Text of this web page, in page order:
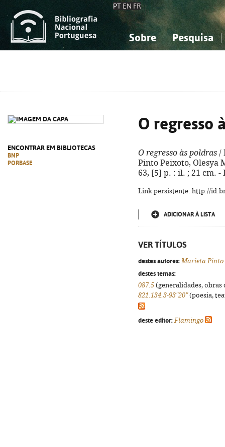
PT EN FR
Sobre Pesquisa
ENCONTRAR EM BIBLIOTECAS
BNP
PORBASE
O regresso
O regresso às poldras /
Pinto Peixoto, Olesya
63, [5] p. : il. ; 21 cm. -
Link persistente: http://
ADICIONAR À LISTA
VER TÍTULOS
destes autores: Marieta Pinto
destes temas:
087.5 (generalidades,
821.134.3-93"20"(poesia,
deste editor: Flamingo